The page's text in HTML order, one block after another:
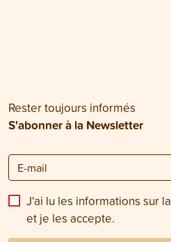
Rester toujours informés
S'abonner à la Newsletter
J'ai lu les informations sur la
et je les accepte.